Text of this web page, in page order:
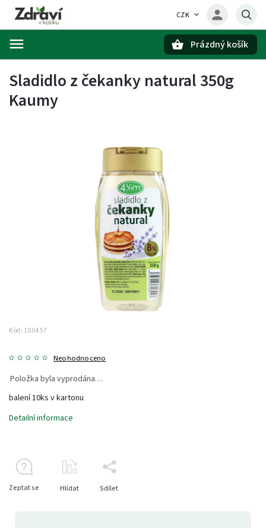
CZK
Prázdný košík
Sladidlo z čekanky natural 350g
Kaumy
Kód: 100457
Neohodnoceno
Položka byla vyprodána…
balení 10ks v kartonu
Detailní informace
Zeptat se Hlídat Sdílet